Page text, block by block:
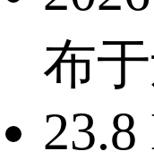
布